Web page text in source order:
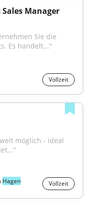
Manager
Sie die
Es handelt..."
Vollzeit
möglich - ideal
Hagen Vollzeit